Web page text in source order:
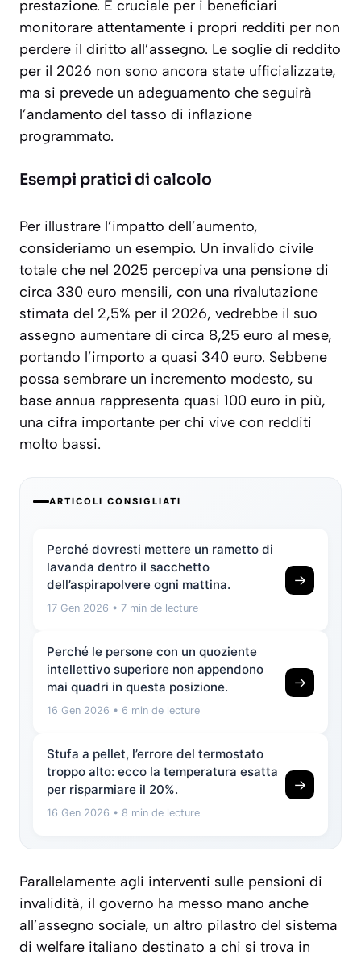
prestazione. È cruciale per i beneficiari
monitorare attentamente i propri redditi per non
perdere il diritto all’assegno. Le soglie di reddito
per il 2026 non sono ancora state ufficializzate,
ma si prevede un adeguamento che seguirà
l’andamento del tasso di inflazione
programmato.
Esempi pratici di calcolo
Per illustrare l’impatto dell’aumento,
consideriamo un esempio. Un invalido civile
totale che nel 2025 percepiva una pensione di
circa 330 euro mensili, con una rivalutazione
stimata del 2,5% per il 2026, vedrebbe il suo
assegno aumentare di circa 8,25 euro al mese,
portando l’importo a quasi 340 euro. Sebbene
possa sembrare un incremento modesto, su
base annua rappresenta quasi 100 euro in più,
una cifra importante per chi vive con redditi
molto bassi.
ARTICOLI CONSIGLIATI
Perché dovresti mettere un rametto di
lavanda dentro il sacchetto
dell’aspirapolvere ogni mattina.
17 Gen 2026 • 7 min de lecture
→
Perché le persone con un quoziente
intellettivo superiore non appendono
mai quadri in questa posizione.
16 Gen 2026 • 6 min de lecture
→
Stufa a pellet, l’errore del termostato
troppo alto: ecco la temperatura esatta
per risparmiare il 20%.
16 Gen 2026 • 8 min de lecture
→
Parallelamente agli interventi sulle pensioni di
invalidità, il governo ha messo mano anche
all’assegno sociale, un altro pilastro del sistema
di welfare italiano destinato a chi si trova in